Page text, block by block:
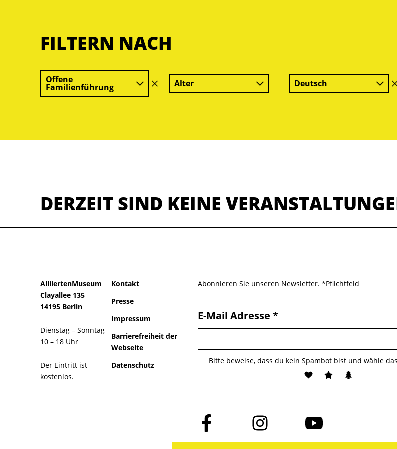
FILTERN NACH
Offene
Familienführung
Filter
löschen
Alter Deutsch
DERZEIT SIND KEINE
AlliiertenMuseum
Clayallee 135
14195 Berlin
Dienstag – Sonntag
10 – 18 Uhr
Der Eintritt ist
kostenlos.
Kontakt
Presse
Impressum
Barrierefreiheit der
Webseite
Datenschutz
Abonnieren Sie unseren Newsletter. *Pflichtfeld
E-Mail Adresse
Bitte beweise, dass du kein Spambot bist und wähle
Folge
uns
auf
Folge
uns
auf
Folge
uns
auf